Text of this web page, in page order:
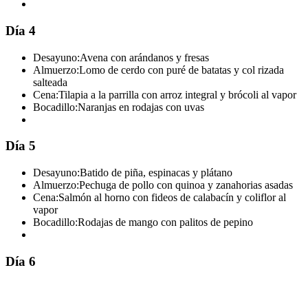
Día 4
Desayuno:Avena con arándanos y fresas
Almuerzo:Lomo de cerdo con puré de batatas y col rizada
salteada
Cena:Tilapia a la parrilla con arroz integral y brócoli al vapor
Bocadillo:Naranjas en rodajas con uvas
Día 5
Desayuno:Batido de piña, espinacas y plátano
Almuerzo:Pechuga de pollo con quinoa y zanahorias asadas
Cena:Salmón al horno con fideos de calabacín y coliflor al
vapor
Bocadillo:Rodajas de mango con palitos de pepino
Día 6